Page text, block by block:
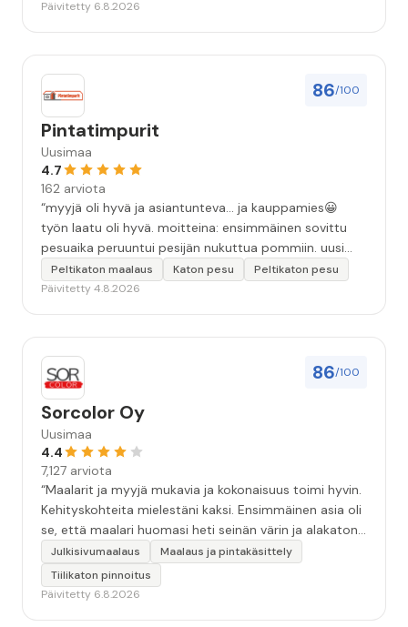
Päivitetty 6.8.2026
86/100
Pintatimpurit
Uusimaa
4.7
162 arviota
“myyjä oli hyvä ja asiantunteva... ja kauppamies😀
työn laatu oli hyvä. moitteina: ensimmäinen sovittu
pesuaika peruuntui pesijän nukuttua pommiin. uusi
aika piti ja työn jälki oikein hyvää ja osaavaa. toinen
murhe tuli koska olimme matkoilla ja jossain
vuorokautta pihalle...kunnes naapuri uskaltautui
pihallemme ja sulki hanan. Hieman siis tarkkuutta
hommiin ja hyvä tulee. ”
Peltikaton maalaus Katon pesu
Peltikaton pesu
Päivitetty 4.8.2026
86/100
Sorcolor Oy
Uusimaa
4.4
7,127 arviota
“Maalarit ja myyjä mukavia ja kokonaisuus toimi hyvin.
Kehityskohteita mielestäni kaksi. Ensimmäinen asia oli
se, että maalari huomasi heti seinän värin ja alakaton
värin erot mitä en huomannut. Hyvä toki että siinä
kohtaa huomattu mutta toki optimaalisessa
tilanteessa myyjä olisi jo kiinnittänyt tähän huomiota.
Julkisivumaalaus
Maalaus ja pintakäsittely
Tiilikaton pinnoitus
Päivitetty 6.8.2026